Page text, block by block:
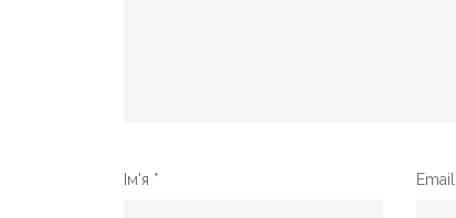
Ім'я * Email